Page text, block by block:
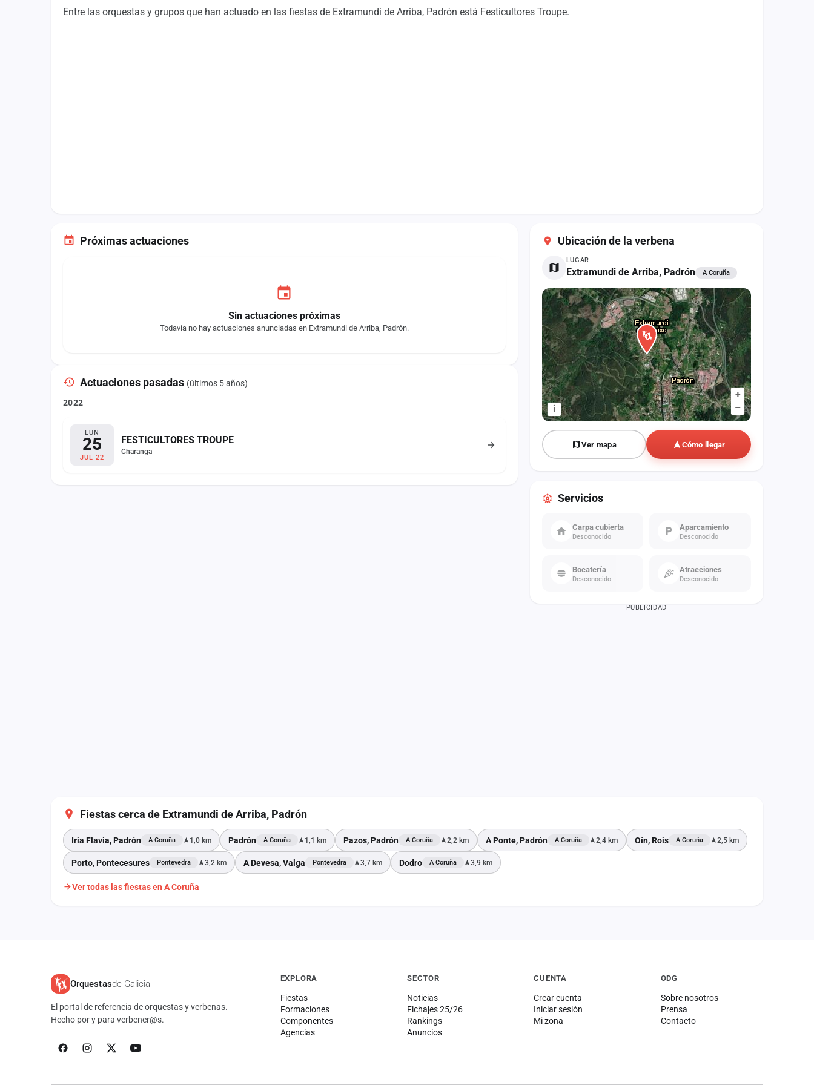
Entre las orquestas y grupos que han actuado en las fiestas de Extramundi de Arriba, Padrón está Festicultores Troupe.
Próximas actuaciones
Sin actuaciones próximas
Todavía no hay actuaciones anunciadas en Extramundi de Arriba, Padrón.
Actuaciones pasadas (últimos 5 años)
2022
LUN
25
JUL 22
FESTICULTORES TROUPE
Charanga
Ubicación de la verbena
LUGAR
Extramundi de Arriba, Padrón A Coruña
+
–
i
Ver mapa Cómo llegar
Servicios
Carpa cubierta
Desconocido
Aparcamiento
Desconocido
Bocatería
Desconocido
Atracciones
Desconocido
PUBLICIDAD
Fiestas cerca de Extramundi de Arriba, Padrón
Iria Flavia, Padrón A Coruña 1,0 km Padrón A Coruña 1,1 km Pazos, Padrón A Coruña 2,2 km A Ponte, Padrón A Coruña 2,4 km Oín, Rois A Coruña 2,5 km
Porto, Pontecesures Pontevedra 3,2 km A Devesa, Valga Pontevedra 3,7 km Dodro A Coruña 3,9 km
Ver todas las fiestas en A Coruña
Orquestasde Galicia
El portal de referencia de orquestas y verbenas.
Hecho por y para verbener@s.
EXPLORA
Fiestas
Formaciones
Componentes
Agencias
SECTOR
Noticias
Fichajes 25/26
Rankings
Anuncios
CUENTA
Crear cuenta
Iniciar sesión
Mi zona
ODG
Sobre nosotros
Prensa
Contacto